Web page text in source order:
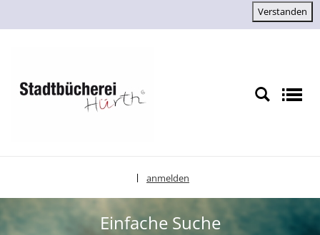
anmelden
Einfache Suche